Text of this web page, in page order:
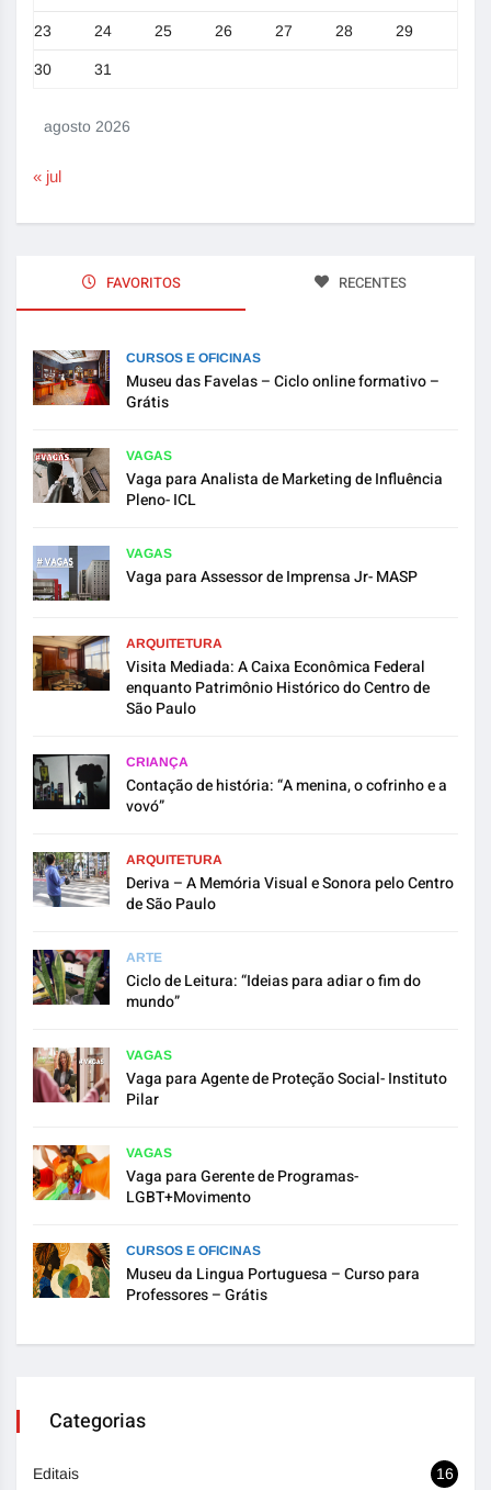
agosto 2026
23 24 25 26 27 28 29
30 31
« jul
FAVORITOS RECENTES
CURSOS E OFICINAS
Museu das Favelas – Ciclo online formativo –
Grátis
VAGAS
Vaga para Analista de Marketing de Influência
Pleno- ICL
VAGAS
Vaga para Assessor de Imprensa Jr- MASP
ARQUITETURA
Visita Mediada: A Caixa Econômica Federal
enquanto Patrimônio Histórico do Centro de
São Paulo
CRIANÇA
Contação de história: “A menina, o cofrinho e a
vovó”
ARQUITETURA
Deriva – A Memória Visual e Sonora pelo Centro
de São Paulo
ARTE
Ciclo de Leitura: “Ideias para adiar o fim do
mundo”
VAGAS
Vaga para Agente de Proteção Social- Instituto
Pilar
VAGAS
Vaga para Gerente de Programas-
LGBT+Movimento
CURSOS E OFICINAS
Museu da Lingua Portuguesa – Curso para
Professores – Grátis
Categorias
Editais 16